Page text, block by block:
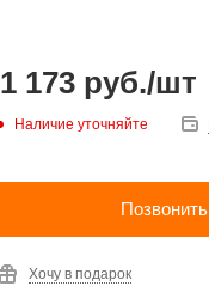
1 173 руб./шт
Наличие уточняйте
Позвонить
Хочу в подарок